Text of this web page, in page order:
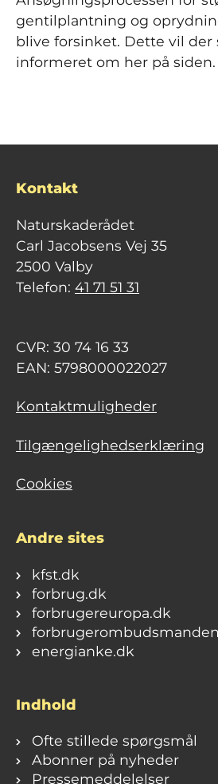
gentilplantning og
blive forsinket. Dette vil der
informeret om her på siden.
Kontakt
Naturskaderådet
Carl Jacobsens Vej 35
2500 Valby
Telefon: 41 71 51 31
CVR: 30 74 16 33
EAN: 5798000022027
Kontaktmuligheder
Tilgængelighedserklæring
Cookies
Andre sites
kfst.dk
forbrug.dk
forbrugereuropa.dk
energianke.dk
Indhold
Ofte stillede spørgsmål
Abonner på nyheder
Pressemeddelelser